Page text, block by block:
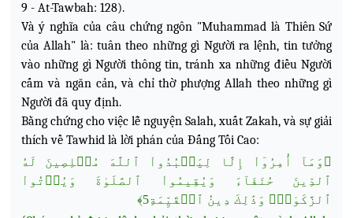
9 - At-Tawbah: 128).
Và ý nghĩa của câu chứng ngôn "Muhammad là Thiên Sứ
của Allah" là: tuân theo những gì Người ra lệnh, tin tưởng
vào những gì Người thông tin, tránh xa những điều Người
cấm và ngăn cản, và chỉ thờ phượng Allah theo những gì
Người đã quy định.
Bằng chứng cho việc lễ nguyện Salah, xuất Zakah,và sự giải
thích về Tawhid là lời phán của Đấng Tối Cao:
﴿وَمَآ أُمِرُوٓاْ إِلَّا لِيَعۡبُدُواْ ٱللَّهَ مُخۡلِصِينَ لَهُ
ٱلدِّينَ حُنَفَآءَ وَيُقِيمُواْ ٱلصَّلَوٰةَ وَيُؤۡتُواْ
ٱلزَّكَوٰةَۚ وَذَٰلِكَ دِينُ ٱلۡقَيِّمَةِ5﴾